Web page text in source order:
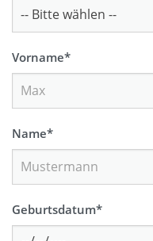
Vorname*
Name*
Geburtsdatum*